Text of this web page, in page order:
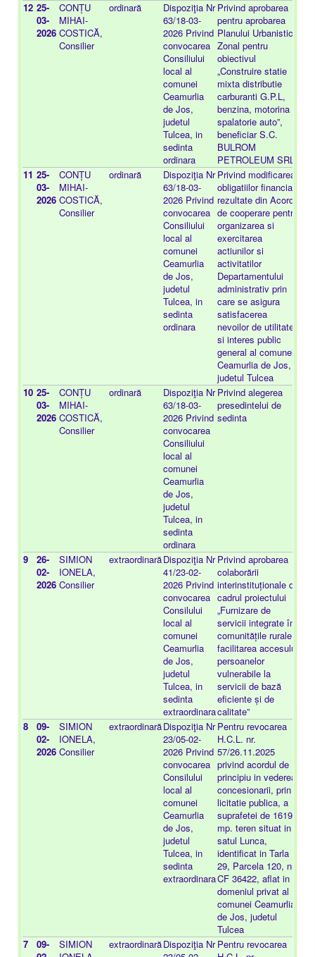
12 25-
03-
2026
CONȚU
MIHAI-
COSTICĂ,
Consilier
ordinară
Dispoziţia Nr
63/18-03-
2026 Privind
convocarea
Consiliului
local al
comunei
Ceamurlia
de Jos,
judetul
Tulcea, in
sedinta
ordinara
Privind aprobarea
pentru aprobarea
Planului Urbanistic
Zonal pentru
obiectivul
„Construire statie
mixta distributie
carburanti G.P.L,
benzina, motorina si
spalatorie auto”,
beneficiar S.C.
BULROM
PETROLEUM SRL
11 25-
03-
2026
CONȚU
MIHAI-
COSTICĂ,
Consilier
ordinară
Dispoziţia Nr
63/18-03-
2026 Privind
convocarea
Consiliului
local al
comunei
Ceamurlia
de Jos,
judetul
Tulcea, in
sedinta
ordinara
Privind modificarea
obligatiilor financiare
rezultate din Acordul
de cooperare pentru
organizarea si
exercitarea
actiunilor si
activitatilor
Departamentului
administrativ prin
care se asigura
satisfacerea
nevoilor de utilitate
si interes public
general al comunei
Ceamurlia de Jos,
judetul Tulcea
10 25-
03-
2026
CONȚU
MIHAI-
COSTICĂ,
Consilier
ordinară
Dispoziţia Nr
63/18-03-
2026 Privind
convocarea
Consiliului
local al
comunei
Ceamurlia
de Jos,
judetul
Tulcea, in
sedinta
ordinara
Privind alegerea
presedintelui de
sedinta
9
26-
02-
2026
SIMION
IONELA,
Consilier
extraordinarăDispoziţia Nr
41/23-02-
2026 Privind
convocarea
Consilului
local al
comunei
Ceamurlia
de Jos,
judetul
Tulcea, in
sedinta
extraordinara
Privind aprobarea
colaborării
interinstituționale din
cadrul proiectului
„Furnizare de
servicii integrate în
comunitățile rurale –
facilitarea accesului
persoanelor
vulnerabile la
servicii de bază
eficiente și de
calitate”
8
09-
02-
2026
SIMION
IONELA,
Consilier
extraordinarăDispoziţia Nr
23/05-02-
2026 Privind
convocarea
Consilului
local al
comunei
Ceamurlia
de Jos,
judetul
Tulcea, in
sedinta
extraordinara
Pentru revocarea
H.C.L. nr.
57/26.11.2025
privind acordul de
principiu in vederea
concesionarii, prin
licitatie publica, a
suprafetei de 1619
mp. teren situat in
satul Lunca,
identificat in Tarla
29, Parcela 120, nr.
CF 36422, aflat in
domeniul privat al
comunei Ceamurlia
de Jos, judetul
Tulcea
7
09-
SIMION
extraordinarăDispoziţia Nr Pentru revocarea